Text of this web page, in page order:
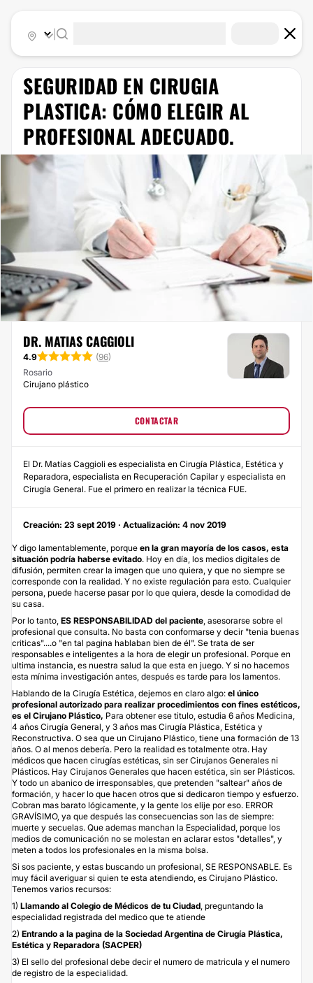
SEGURIDAD EN CIRUGIA
PLASTICA: CÓMO ELEGIR AL
PROFESIONAL ADECUADO.
DR. MATIAS CAGGIOLI
4.9 (96)
Rosario
Cirujano plástico
CONTACTAR
El Dr. Matías Caggioli es especialista en Cirugía Plástica, Estética y
Reparadora, especialista en Recuperación Capilar y especialista en
Cirugía General. Fue el primero en realizar la técnica FUE.
Creación: 23 sept 2019 · Actualización: 4 nov 2019
Y digo lamentablemente, porque en la gran mayoría de los casos, esta
situación podría haberse evitado. Hoy en día, los medios digitales de
difusión, permiten crear la imagen que uno quiera, y que no siempre se
corresponde con la realidad. Y no existe regulación para esto. Cualquier
persona, puede hacerse pasar por lo que quiera, desde la comodidad de
su casa.
Por lo tanto, ES RESPONSABILIDAD del paciente , asesorarse sobre el
profesional que consulta. No basta con conformarse y decir "tenia buenas
criticas"....o "en tal pagina hablaban bien de él". Se trata de ser
responsables e inteligentes a la hora de elegir un profesional. Porque en
ultima instancia, es nuestra salud la que esta en juego. Y si no hacemos
esta mínima investigación antes, después es tarde para los lamentos.
Hablando de la Cirugía Estética, dejemos en claro algo: el único
profesional autorizado para realizar procedimientos con fines estéticos,
es el Cirujano Plástico, Para obtener ese titulo, estudia 6 años Medicina,
4 años Cirugía General, y 3 años mas Cirugía Plástica, Estética y
Reconstructiva. O sea que un Cirujano Plástico, tiene una formación de 13
años. O al menos debería. Pero la realidad es totalmente otra. Hay
médicos que hacen cirugías estéticas, sin ser Cirujanos Generales ni
Plásticos. Hay Cirujanos Generales que hacen estética, sin ser Plásticos.
Y todo un abanico de irresponsables, que pretenden "saltear" años de
formación, y hacer lo que hacen otros que si dedicaron tiempo y esfuerzo.
Cobran mas barato lógicamente, y la gente los elije por eso. ERROR
GRAVÍSIMO, ya que después las consecuencias son las de siempre:
muerte y secuelas. Que ademas manchan la Especialidad, porque los
medios de comunicación no se molestan en aclarar estos "detalles", y
meten a todos los profesionales en la misma bolsa.
Si sos paciente, y estas buscando un profesional, SE RESPONSABLE. Es
muy fácil averiguar si quien te esta atendiendo, es Cirujano Plástico.
Tenemos varios recursos:
1) Llamando al Colegio de Médicos de tu Ciudad , preguntando la
especialidad registrada del medico que te atiende
2) Entrando a la pagina de la Sociedad Argentina de Cirugía Plástica,
Estética y Reparadora (SACPER)
3) El sello del profesional debe decir el numero de matricula y el numero
de registro de la especialidad.